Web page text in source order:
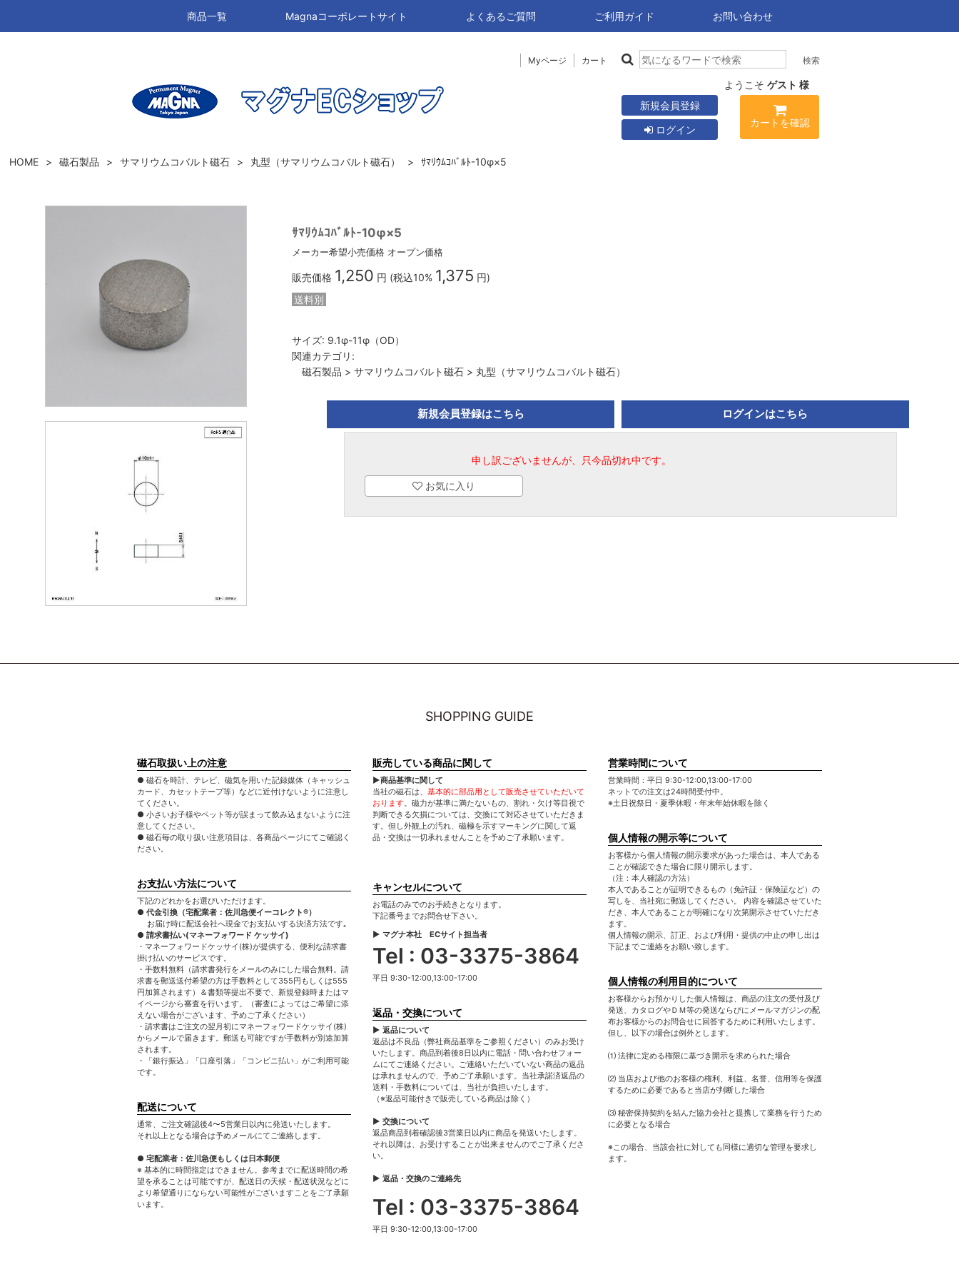
Myページ カート
ようこそ ゲスト 様
新規会員登録
ログイン
カートを確認
商品一覧 Magnaコーポレートサイト よくあるご質問 ご利用ガイド お問い合わせ
HOME 磁石製品 サマリウムコバルト磁石 丸型（サマリウムコバルト磁石） ｻﾏﾘｳﾑｺﾊﾞﾙﾄ-10φ×5
ｻﾏﾘｳﾑｺﾊﾞﾙﾄ-10φ×5
メーカー希望小売価格 オープン価格
販売価格 1,250 円 (税込10% 1,375 円)
送料別
サイズ: 9.1φ-11φ（OD）
関連カテゴリ:
磁石製品 > サマリウムコバルト磁石> 丸型（サマリウムコバルト磁石）
新規会員登録はこちら ログインはこちら
申し訳ございませんが、只今品切れ中です。
お気に入り
SHOPPING GUIDE
磁石取扱い上の注意
● 磁石を時計、テレビ、磁気を用いた記録媒体（キャッシュ
カード、カセットテープ等）などに近付けないように注意し
てください。
● 小さいお子様やペット等が誤まって飲み込まないように注
意してください。
● 磁石毎の取り扱い注意項目は、各商品ページにてご確認く
ださい。
お支払い方法について
下記のどれかをお選びいただけます。
● 代金引換（宅配業者：佐川急便イーコレクト®）
お届け時に配送会社へ現金でお支払いする決済方法です｡
● 請求書払い(マネーフォワード ケッサイ)
・マネーフォワードケッサイ(株)が提供する、便利な請求書
掛け払いのサービスです。
・手数料無料（請求書発行をメールのみにした場合無料。請
求書を郵送送付希望の方は手数料として355円もしくは555
円加算されます）＆書類等提出不要で、新規登録時またはマ
イページから審査を行います。（審査によってはご希望に添
えない場合がございます、予めご了承ください）
・請求書はご注文の翌月初にマネーフォワードケッサイ(株)
からメールで届きます。郵送も可能ですが手数料が別途加算
されます。
・「銀行振込」「口座引落」「コンビニ払い」がご利用可能
です。
配送について
通常、ご注文確認後4〜5営業日以内に発送いたします。
それ以上となる場合は予めメールにてご連絡します。
● 宅配業者：佐川急便もしくは日本郵便
※ 基本的に時間指定はできません。参考までに配送時間の希
望を承ることは可能ですが、配送日の天候・配送状況などに
より希望通りにならない可能性がございますことをご了承願
います。
販売している商品に関して
▶商品基準に関して
当社の磁石は、 基本的に部品用として販売させていただいて
おります。磁力が基準に満たないもの、割れ・欠け等目視で
判断できる欠損については、交換にて対応させていただきま
す。但し外観上の汚れ、磁極を示すマーキングに関して返
品・交換は一切承れませんことを予めご了承願います。
キャンセルについて
お電話のみでのお手続きとなります。
下記番号までお問合せ下さい。
▶ マグナ本社 ECサイト担当者
Tel : 03-3375-3864
平日 9:30-12:00,13:00-17:00
返品・交換について
▶ 返品について
返品は不良品（弊社商品基準をご参照ください）のみお受け
いたします。商品到着後8日以内に電話・問い合わせフォー
ムにてご連絡ください。ご連絡いただいていない商品の返品
は承れませんので、予めご了承願います。当社承諾済返品の
送料・手数料については、当社が負担いたします。
（※返品可能付きで販売している商品は除く）
▶ 交換について
返品商品到着確認後3営業日以内に商品を発送いたします。
それ以降は、お受けすることが出来ませんのでご了承くださ
い。
▶ 返品・交換のご連絡先
Tel : 03-3375-3864
平日 9:30-12:00,13:00-17:00
営業時間について
営業時間：平日 9:30-12:00,13:00-17:00
ネットでの注文は24時間受付中。
※土日祝祭日・夏季休暇・年末年始休暇を除く
個人情報の開示等について
お客様から個人情報の開示要求があった場合は、本人である
ことが確認できた場合に限り開示します。
（注：本人確認の方法）
本人であることが証明できるもの（免許証・保険証など）の
写しを、当社宛に郵送してください。 内容を確認させていた
だき、本人であることが明確になり次第開示させていただき
ます。
個人情報の開示、訂正、および利用・提供の中止の申し出は
下記までご連絡をお願い致します。
個人情報の利用目的について
お客様からお預かりした個人情報は、商品の注文の受付及び
発送、カタログやＤＭ等の発送ならびにメールマガジンの配
布お客様からのお問合せに回答するために利用いたします。
但し、以下の場合は例外とします。
⑴ 法律に定める権限に基づき開示を求められた場合
⑵ 当店および他のお客様の権利、利益、名誉、信用等を保護
するために必要であると当店が判断した場合
⑶ 秘密保持契約を結んだ協力会社と提携して業務を行うため
に必要となる場合
※この場合、当該会社に対しても同様に適切な管理を要求し
ます。